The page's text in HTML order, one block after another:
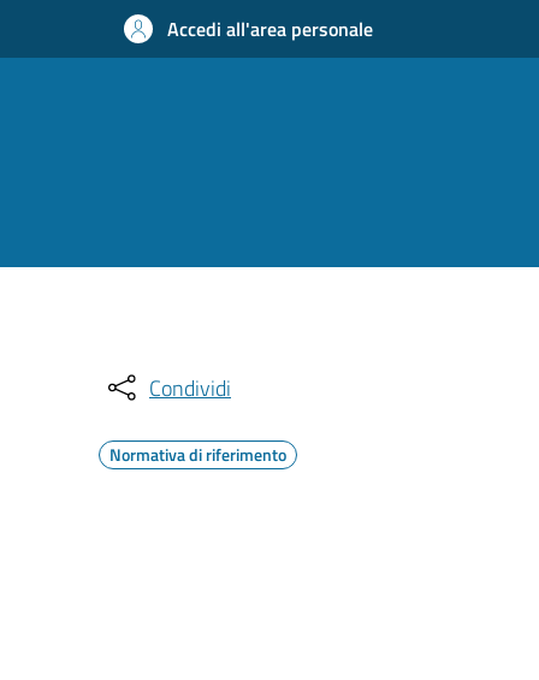
Accedi all'area personale
Condividi
Normativa di riferimento